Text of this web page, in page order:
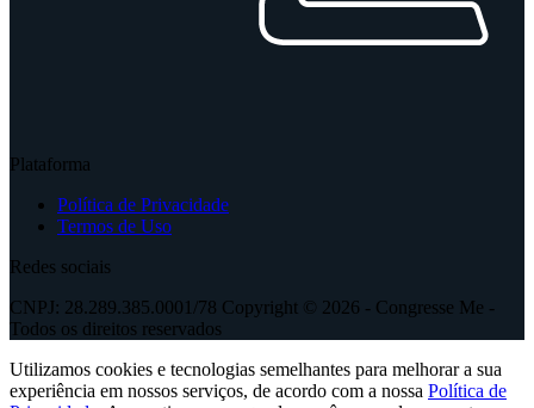
Plataforma
Política de Privacidade
Termos de Uso
Redes sociais
CNPJ: 28.289.385.0001/78 Copyright © 2026 - Congresse Me -
Todos os direitos reservados
Utilizamos cookies e tecnologias semelhantes para melhorar a sua
experiência em nossos serviços, de acordo com a nossa Política de